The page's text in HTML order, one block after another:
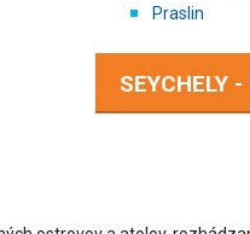
Praslin
SEYCHELY